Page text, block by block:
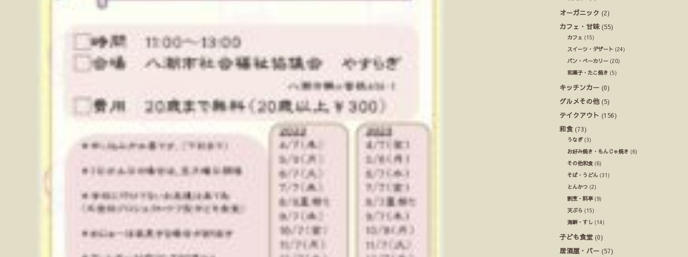
オーガニック (2)
カフェ・甘味(55)
カフェ (15)
スイーツ・デザート (24)
パン・ベーカリー (20)
和菓子・たこ焼き (5)
キッチンカー (0)
グルメその他 (5)
テイクアウト (156)
和食 (73)
うなぎ(3)
お好み焼き・もんじゃ焼き (6)
その他和食(6)
そば・うどん (31)
とんかつ (2)
割烹・料亭(9)
天ぷら (15)
海鮮・すし (14)
子ども食堂 (0)
居酒屋・バー (57)